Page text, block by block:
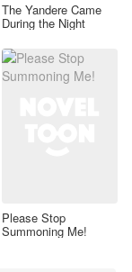
The Yandere Came
During the Night
Please Stop
Summoning Me!